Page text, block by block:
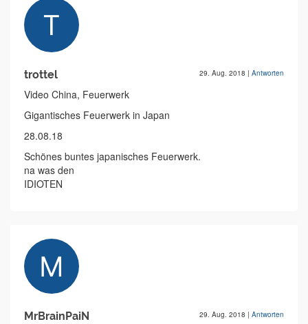
trottel 29. Aug. 2018 | Antworten
Video China, Feuerwerk
Gigantisches Feuerwerk in Japan
28.08.18
Schönes buntes japanisches Feuerwerk.
na was den
IDIOTEN
MrBrainPaiN 29. Aug. 2018 | Antworten